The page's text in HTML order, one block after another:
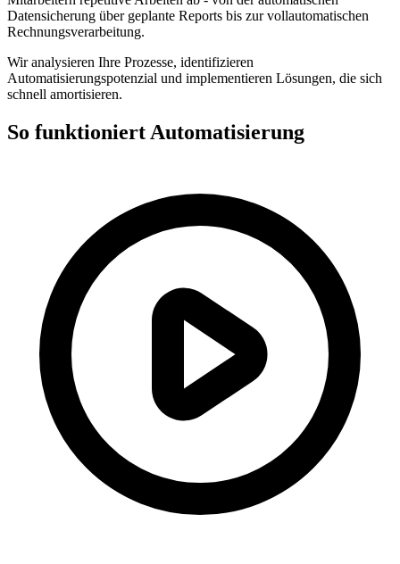
Datensicherung über geplante Reports bis zur vollautomatischen
Rechnungsverarbeitung.
Wir analysieren Ihre Prozesse, identifizieren
Automatisierungspotenzial und implementieren Lösungen, die sich
schnell amortisieren.
So funktioniert Automatisierung